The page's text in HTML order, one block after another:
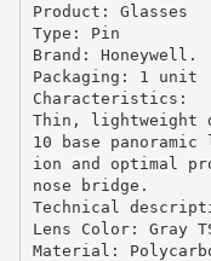
Product: Glasses
Type: Pin
Brand: Honeywell.
Packaging: 1 unit
Characteristics:
Thin, lightweight
10 base
ion and optimal
nose bridge.
Technical
Lens Color: Gray
Material: